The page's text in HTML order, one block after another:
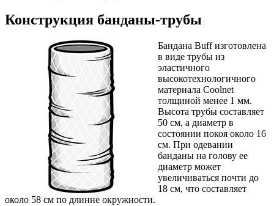
Конструкция банданы-трубы
Бандана Buff изготовлена
в виде трубы из
эластичного
высокотехнологичного
материала Coolnet
толщиной менее 1 мм.
Высота трубы составляет
50 см, а диаметр в
состоянии покоя около 16
см. При одевании
банданы на голову ее
диаметр может
увеличиваться почти до
18 см, что составляет
около 58 см по длинне окружности.